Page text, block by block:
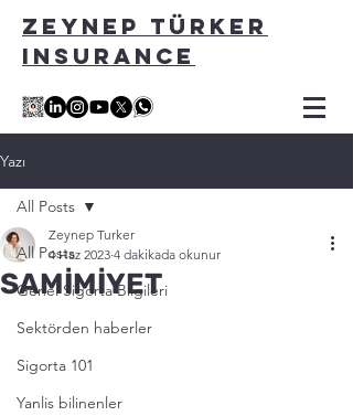
ZEYNEP TÜRKER
INSURANCE
Yazı
All Posts
Genel Sigorta Bilgileri
Sektörden haberler
Sigorta 101
Yanlis bilinenler
All Posts
SAMİMİYET
Zeynep Turker
4 Haz 2023 4 dakikada okunur